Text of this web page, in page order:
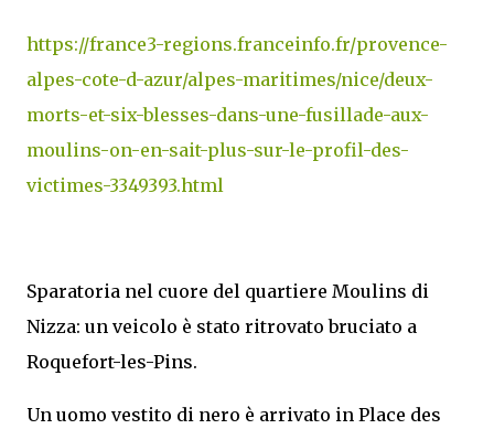
https://france3-regions.franceinfo.fr/provence-
alpes-cote-d-azur/alpes-maritimes/nice/deux-
morts-et-six-blesses-dans-une-fusillade-aux-
moulins-on-en-sait-plus-sur-le-profil-des-
victimes-3349393.html
Sparatoria nel cuore del quartiere Moulins di
Nizza: un veicolo è stato ritrovato bruciato a
Roquefort-les-Pins.
Un uomo vestito di nero è arrivato in Place des